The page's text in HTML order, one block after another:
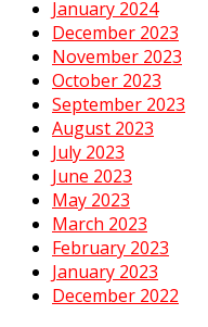
January 2024
December 2023
November 2023
October 2023
September 2023
August 2023
July 2023
June 2023
May 2023
March 2023
February 2023
January 2023
December 2022